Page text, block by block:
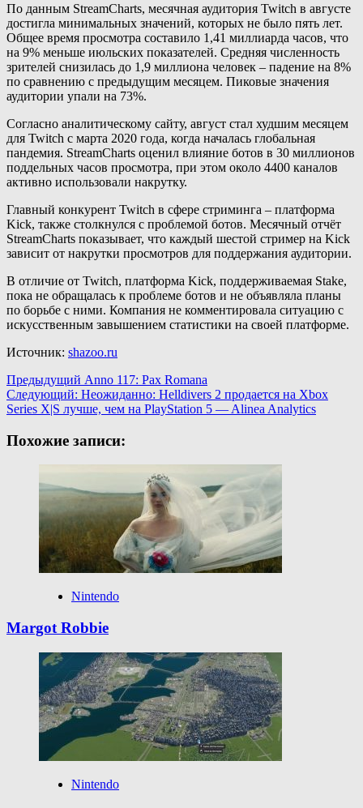
По данным StreamCharts, месячная аудитория Twitch в августе
достигла минимальных значений, которых не было пять лет.
Общее время просмотра составило 1,41 миллиарда часов, что
на 9% меньше июльских показателей. Средняя численность
зрителей снизилась до 1,9 миллиона человек – падение на 8%
по сравнению с предыдущим месяцем. Пиковые значения
аудитории упали на 73%.
Согласно аналитическому сайту, август стал худшим месяцем
для Twitch с марта 2020 года, когда началась глобальная
пандемия. StreamCharts оценил влияние ботов в 30 миллионов
поддельных часов просмотра, при этом около 4400 каналов
активно использовали накрутку.
Главный конкурент Twitch в сфере стриминга – платформа
Kick, также столкнулся с проблемой ботов. Месячный отчёт
StreamCharts показывает, что каждый шестой стример на Kick
зависит от накрутки просмотров для поддержания аудитории.
В отличие от Twitch, платформа Kick, поддерживаемая Stake,
пока не обращалась к проблеме ботов и не объявляла планы
по борьбе с ними. Компания не комментировала ситуацию с
искусственным завышением статистики на своей платформе.
Источник: shazoo.ru
Навигация
записи
Предыдущий Anno 117: Pax Romana
Следующий: Неожиданно: Helldivers 2 продается на Xbox
Series X|S лучше, чем на PlayStation 5 — Alinea Analytics
Похожие записи:
Nintendo
Margot Robbie
Nintendo